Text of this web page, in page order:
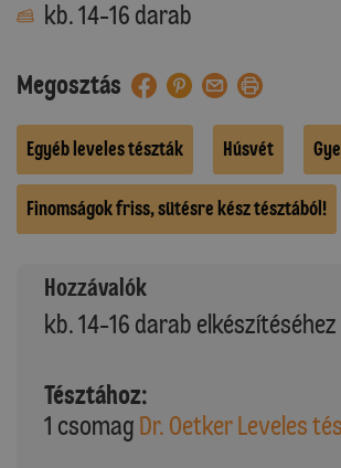
kb. 14-16 darab
Megosztás
Egyéb leveles tészták Húsvét
Finomságok friss, sütésre kész tésztából!
Hozzávalók
kb. 14-16 darab elkészítéséhez
Tésztához:
1 csomag Dr. Oetker Leveles